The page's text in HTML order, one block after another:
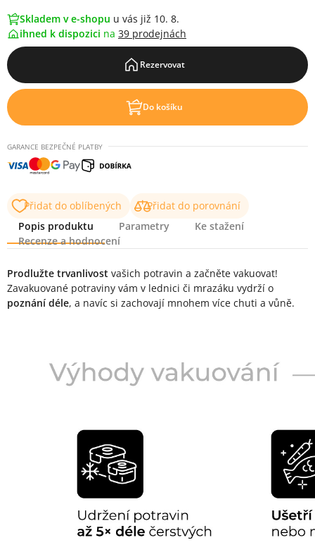
Skladem v e-shopu u vás již 10. 8.
ihned k dispozici na 39 prodejnách
Rezervovat
Do košíku
GARANCE BEZPEČNÉ PLATBY
Přidat do oblíbených
Přidat do porovnání
Popis produktu
Parametry
Ke stažení
Recenze a hodnocení
Popis produktu
Prodlužte trvanlivost vašich potravin a začněte vakuovat!
Zavakuované potraviny vám v lednici či mrazáku vydrží o
poznání déle, a navíc si zachovají mnohem více chuti a vůně.